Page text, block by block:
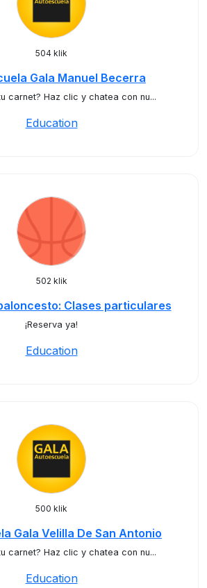
504 klik
Gala Manuel Becerra
carnet? Haz clic y chatea con nu...
Education
502 klik
Clases particulares
¡Reserva ya!
Education
500 klik
Gala Velilla De San Antonio
carnet? Haz clic y chatea con nu...
Education